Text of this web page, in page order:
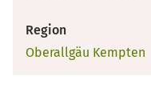
Region
Oberallgäu Kempten